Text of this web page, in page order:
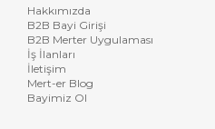
Hakkımızda
B2B Bayi Girişi
B2B Merter Uygulaması
İş İlanları
İletişim
Mert-er Blog
Bayimiz Ol